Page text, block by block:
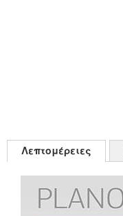
Λεπτομέρειες